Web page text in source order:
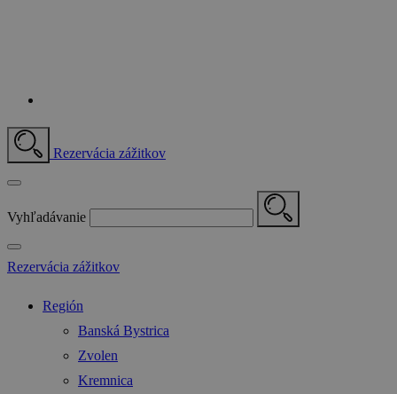
Rezervácia zážitkov
Vyhľadávanie
Rezervácia zážitkov
Región
Banská Bystrica
Zvolen
Kremnica